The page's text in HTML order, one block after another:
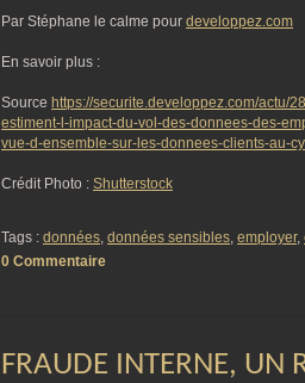
Par Stéphane le calme pour developpez.com
En savoir plus :
Source https://securite.developpez.com/actu/
estiment-l-impact-du-vol-des-donnees-des-
vue-d-ensemble-sur-les-donnees-clients-au-
Crédit Photo : Shutterstock
Tags : données, données sensibles, employer,
0 Commentaire
FRAUDE INTERNE, UN